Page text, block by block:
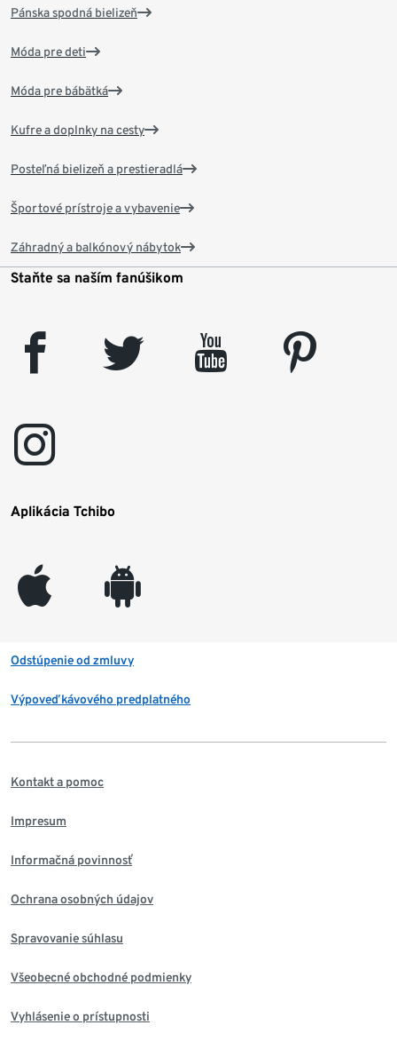
Pánska spodná bielizeň
Móda pre deti
Móda pre bábätká
Kufre a doplnky na cesty
Posteľná bielizeň a prestieradlá
Športové prístroje a vybavenie
Záhradný a balkónový nábytok
Staňte sa naším fanúšikom
facebook twitter youtube
pinterest
instagram
Aplikácia Tchibo
appleinc android
Odstúpenie od zmluvy
Výpoveď kávového predplatného
Kontakt a pomoc
Impresum
Informačná povinnosť
Ochrana osobných údajov
Spravovanie súhlasu
Všeobecné obchodné podmienky
Vyhlásenie o prístupnosti